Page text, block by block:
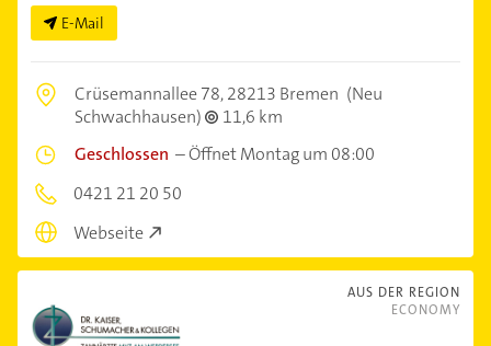
E-Mail
Crüsemannallee 78,28213 Bremen (Neu
Schwachhausen)
11,6 km
Geschlossen –Öffnet Montag um 08:00
0421 21 20 50
Webseite
AUS DER REGION
ECONOMY